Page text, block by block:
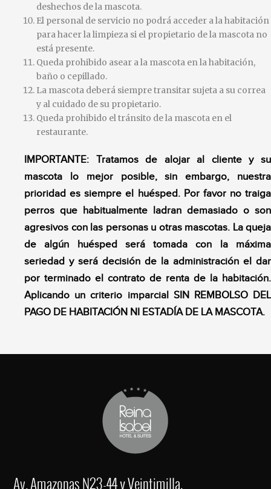
deshechos de la mascota.
El personal de servicio no podrá acceder a la habitación
para hacer la limpieza si el propietario de la mascota no
está presente.
Queda prohibido asear a la mascota en la habitación,
baño o cepillado.
La mascota deberá siempre transitar sujeta a su correa
y al cuidado de su propietario.
Queda prohibido el tránsito de la mascota en el
restaurante.
IMPORTANTE: Tratamos de alojar al cliente y su
mascota lo mejor posible, sin embargo, nuestra
prioridad es siempre el huésped. Por favor no traiga
perros que habitualmente ladran demasiado o son
agresivos con las personas u otras mascotas. La queja
de algún huésped será tomada con la máxima
seriedad y será decisión de la administración el dar
por terminado el contrato de renta de la habitación.
Aplicando un criterio imparcial SIN REMBOLSO DEL
PAGO DE HABITACIÓN NI ESTADÍA DE LA MASCOTA.
Av. Amazonas N23-44 y Veintimilla,